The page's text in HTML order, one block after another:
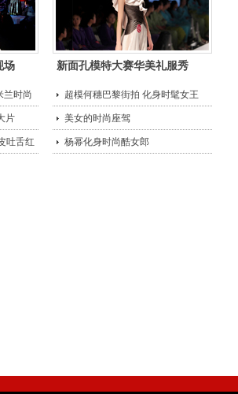
场 新面孔模特大赛华美礼服秀
兰时尚 超模何穗巴黎街拍 化身时髦女王
片 美女的时尚座驾
吐舌红 杨幂化身时尚酷女郎